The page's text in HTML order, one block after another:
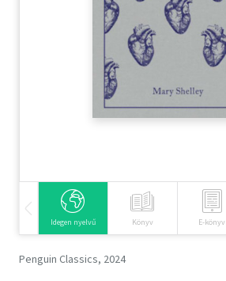
Tankönyv, segédkönyv
Természettudomány
Idegen nyelvű Könyv E-könyv
Penguin Classics, 2024